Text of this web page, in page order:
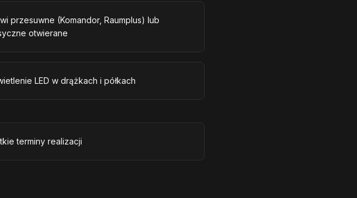
przesuwne (Komandor, Raumplus) lub
otwierane
LED w drążkach i półkach
terminy realizacji